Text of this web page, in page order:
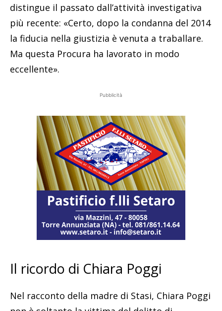
distingue il passato dall’attività investigativa
più recente: «Certo, dopo la condanna del 2014
la fiducia nella giustizia è venuta a traballare.
Ma questa Procura ha lavorato in modo
eccellente».
Pubblicità
Il ricordo di Chiara Poggi
Nel racconto della madre di Stasi, Chiara Poggi